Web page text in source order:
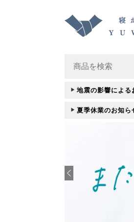
地震の影響による
夏季休業のお知ら